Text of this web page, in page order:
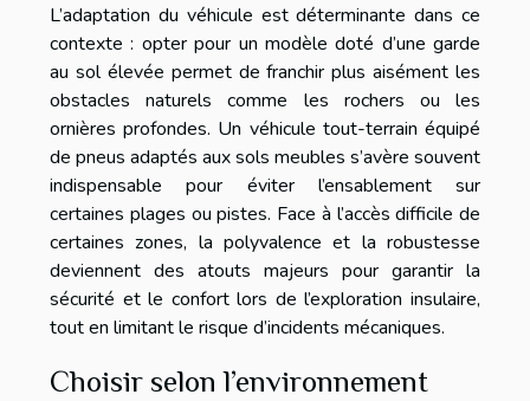
L’adaptation du véhicule est déterminante dans ce
contexte : opter pour un modèle doté d’une garde
au sol élevée permet de franchir plus aisément les
obstacles naturels comme les rochers ou les
ornières profondes. Un véhicule tout-terrain équipé
de pneus adaptés aux sols meubles s’avère souvent
indispensable pour éviter l’ensablement sur
certaines plages ou pistes. Face à l’accès difficile de
certaines zones, la polyvalence et la robustesse
deviennent des atouts majeurs pour garantir la
sécurité et le confort lors de l’exploration insulaire,
tout en limitant le risque d’incidents mécaniques.
Choisir selon l’environnement